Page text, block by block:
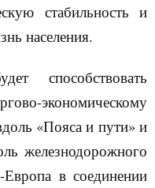
стабильность и
населения.
способствовать
экономическому
«Пояса и пути» и
железнодорожного
в соединении